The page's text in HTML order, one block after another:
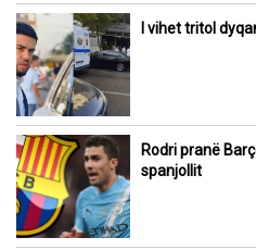
I vihet tritol
Rodri pranë
spanjollit